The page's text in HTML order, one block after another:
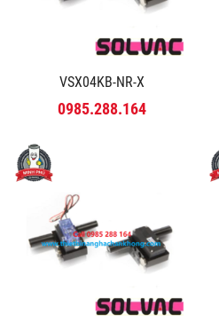
VSX04KB-NR-X
0985.288.164